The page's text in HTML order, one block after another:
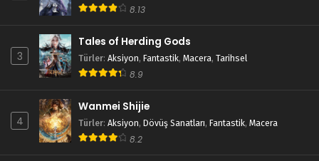
8.13
3
Tales of Herding Gods
Türler: Aksiyon, Fantastik, Macera, Tarihsel
8.9
4
Wanmei Shijie
Türler: Aksiyon, Dövüş Sanatları, Fantastik, Macera
8.2